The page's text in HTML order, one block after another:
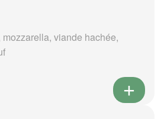
viande hachée,